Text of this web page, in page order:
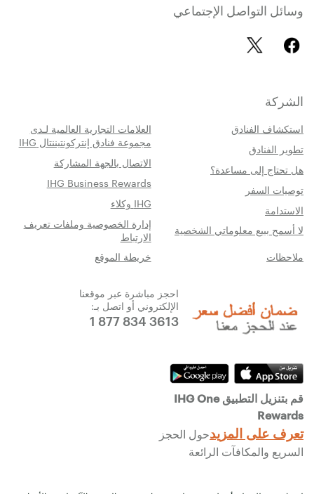
وسائل التواصل الإجتماعي
الشركة
استكشاف الفنادق
العلامات التجارية العالمية لـدى
مجموعة فنادق إنتركونتيننتال IHG
تطوير الفنادق
الاتصال بالجهة المشاركة
هل تحتاج إلى مساعدة؟
IHG Business Rewards
توصيات السفر
IHG وكلاء
الاستدامة
إدارة الخصوصية وملفات تعريف
الارتباط
لا أسمح ببيع معلوماتي الشخصية
خريطة الموقع
ملاحظات
احجز مباشرة عبر موقعنا
الإلكتروني أو اتصل بـ:
1 877 834 3613
قم بتنزيل التطبيق IHG One
Rewards
تعرف على المزيدحول الحجز
السريع والمكافآت الرائعة